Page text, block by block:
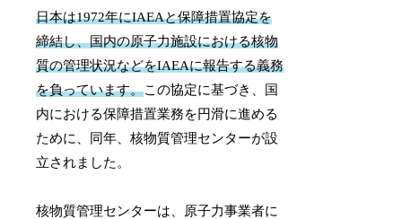
日本は1972年にIAEAと保障措置協定を
締結し、国内の原子力施設における核物
質の管理状況などをIAEAに報告する義務
を負っています。この協定に基づき、国
内における保障措置業務を円滑に進める
ために、同年、核物質管理センターが設
立されました。
核物質管理センターは、原子力事業者に